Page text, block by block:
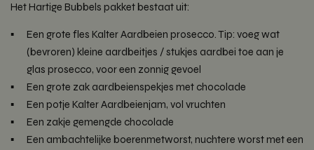
Het Hartige Bubbels pakket bestaat uit:
Een grote fles Kalter Aardbeien prosecco. Tip: voeg wat
(bevroren) kleine aardbeitjes / stukjes aardbei toe aan je
glas prosecco, voor een zonnig gevoel
Een grote zak aardbeienspekjes met chocolade
Een potje Kalter Aardbeienjam, vol vruchten
Een zakje gemengde chocolade
Een ambachtelijke boerenmetworst, nuchtere worst met een